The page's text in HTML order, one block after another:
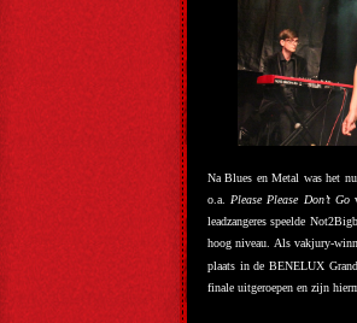
Na Blues en Metal was het
o.a. Please Please Don’t Go
leadzangeres speelde
hoog niveau. Als vakjury-
plaats in de BENELUX
finale uitgeroepen en zijn